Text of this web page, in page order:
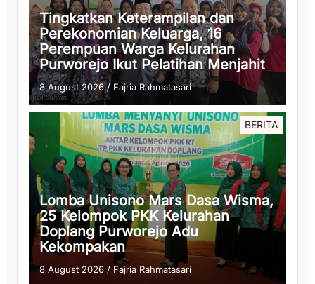
Tingkatkan Keterampilan dan
Perekonomian Keluarga, 16
Perempuan Warga Kelurahan
Purworejo Ikut Pelatihan Menjahit
8 August 2026/ Fajria Rahmatasari
BERITA
Lomba Unisono Mars Dasa Wisma,
25 Kelompok PKK Kelurahan
Doplang Purworejo Adu
Kekompakan
8 August 2026 / Fajria Rahmatasari